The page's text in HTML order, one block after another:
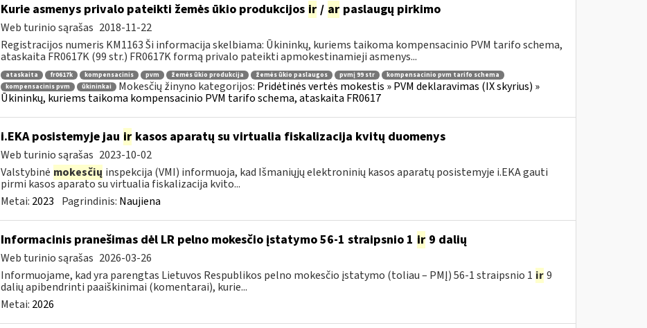
Kurie asmenys privalo pateikti žemės ūkio produkcijos ir/ arpaslaugų pirkimo
Web turinio sąrašas 2018-11-22
Registracijos numeris KM1163 Ši informacija skelbiama: Ūkininkų, kuriems taikoma kompensacinio PVM tarifo schema,
ataskaita FR0617K (99 str.) FR0617K formą privalo pateikti apmokestinamieji asmenys...
ataskaita fr0617k kompensacinis pvm žemės ūkio produkcija žemės ūkio paslaugos pvmį 99 str
kompensacinio pvm tarifo schema
kompensacinis pvm
ūkininkai Mokesčių žinyno kategorijos: Pridėtinės vertės mokestis » PVM deklaravimas (IX skyrius) »
Ūkininkų, kuriems taikoma kompensacinio PVM tarifo schema, ataskaita FR0617
i.EKA posistemyje jau irkasos aparatų su virtualia fiskalizacija kvitų duomenys
Web turinio sąrašas 2023-10-02
Valstybinė mokesčių inspekcija (VMI) informuoja, kad Išmaniųjų elektroninių kasos aparatų posistemyje i.EKA gauti
pirmi kasos aparato su virtualia fiskalizacija kvito...
Metai: 2023 Pagrindinis: Naujiena
Informacinis pranešimas dėl LR pelno mokesčio įstatymo 56-1 straipsnio 1 ir9 dalių
Web turinio sąrašas 2026-03-26
Informuojame, kad yra parengtas Lietuvos Respublikos pelno mokesčio įstatymo (toliau – PMĮ) 56-1 straipsnio 1 ir 9
dalių apibendrinti paaiškinimai (komentarai), kurie...
Metai: 2026